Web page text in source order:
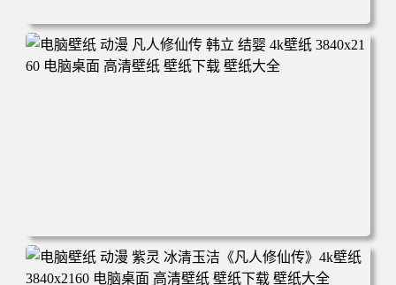
电脑壁纸 动漫角色 卡通场景 夏日休闲 夏日壁纸 治愈系 童
年回忆 荷塘荷叶 蜡笔小新 电脑桌面 高清壁纸 壁纸下载 壁
电脑壁纸 动漫 凡人修仙传 韩立 结婴 4k壁纸 3840x2160 电
脑桌面 高清壁纸 壁纸下载 壁纸大全